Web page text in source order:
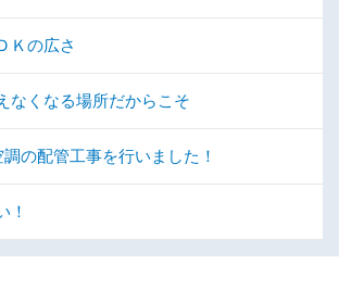
Ｋの広さ
なくなる場所だからこそ
調の配管工事を行いました！
！